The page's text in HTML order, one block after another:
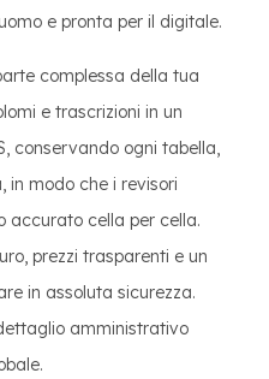
e pronta per il digitale.
complessa della tua
e trascrizioni in un
conservando ogni tabella,
modo che i revisori
accurato cella per cella.
prezzi trasparenti e un
in assoluta sicurezza.
amministrativo